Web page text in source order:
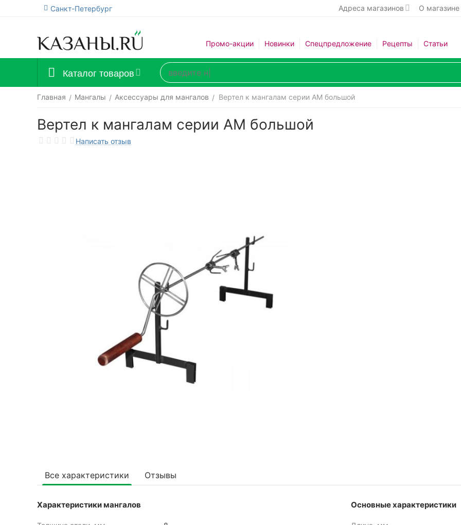
Санкт-Петербург Адреса магазинов О магазине
Промо-акции Новинки Спецпредложение Рецепты Статьи
Каталог товаров
Главная / Мангалы / Аксессуары для мангалов / Вертел к мангалам серии АМ большой
Вертел к мангалам серии АМ большой
Написать отзыв
Все характеристики Отзывы
Характеристики мангалов Основные характеристики